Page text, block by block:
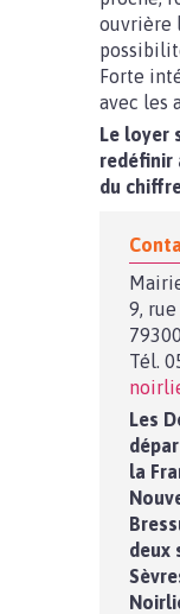
ouvrière
Forte
avec les
Le loyer
redéfinir
du
9,
Tél.
Les
la
deux